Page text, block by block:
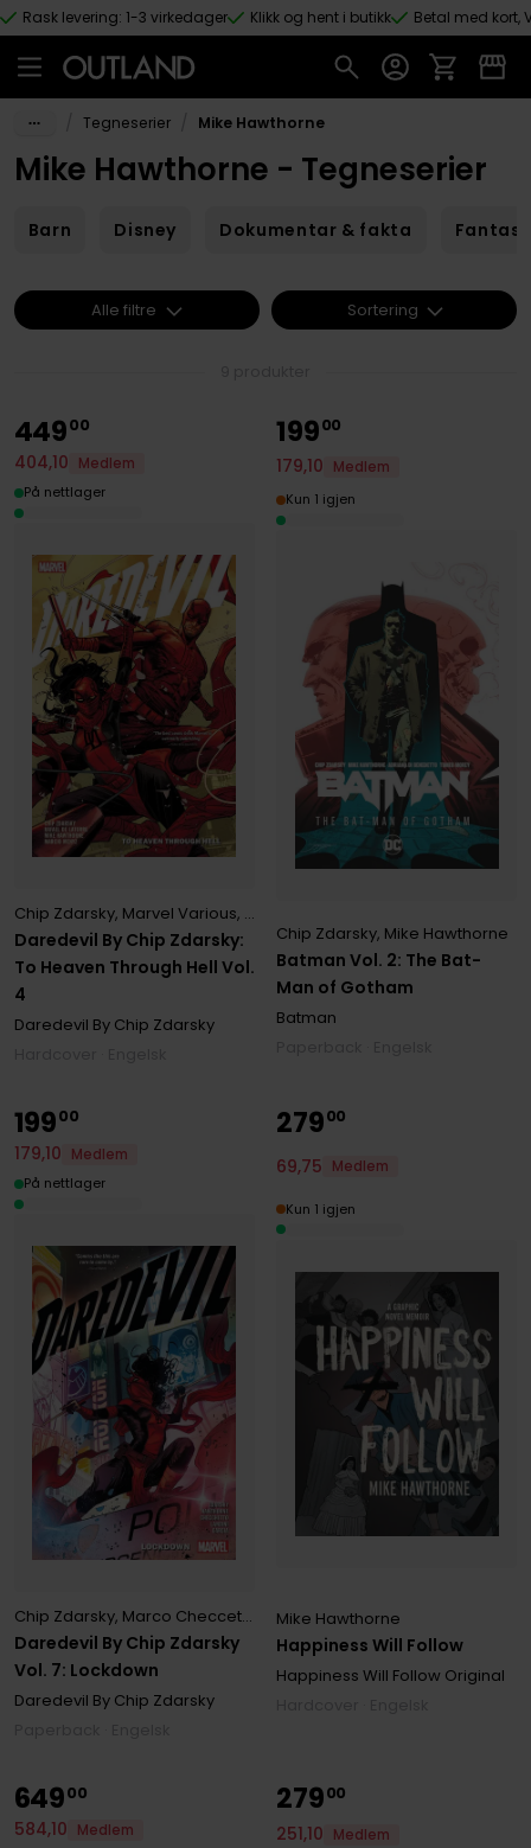
Hopp til hovedinnhold
Rask levering: 1-3 virkedager Klikk og hent i butikk Betal med kort,
Tegneserier Mike Hawthorne
Mike Hawthorne - Tegneserier
Barn Disney Dokumentar & fakta Fantasy
Daredevil By Chip Zdarsky:
To Heaven Through Hell Vol.
4
Chip Zdarsky, Marvel Various, Mike Hawthorne
Daredevil By Chip Zdarsky
44900
404,10
Medlem
På nettlager
Batman Vol. 2: The Bat-
Man of Gotham
Chip Zdarsky, Mike Hawthorne
Batman
19900
179,10
Medlem
Kun 1 igjen
Daredevil By Chip Zdarsky
Vol. 7: Lockdown
Chip Zdarsky, Marco Checcetto Mike Hawthorne
Daredevil By Chip Zdarsky
19900
179,10
Medlem
På nettlager
Happiness Will Follow
Mike Hawthorne
Happiness Will Follow Original
27900
69,75 Medlem
Kun 1 igjen
64900
584,10
Medlem
27900
251,10
Medlem
Alle filtre Sortering